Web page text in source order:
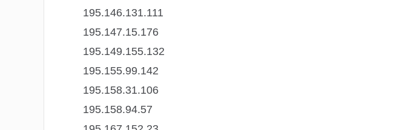
195.146.131.111
195.147.15.176
195.149.155.132
195.155.99.142
195.158.31.106
195.158.94.57